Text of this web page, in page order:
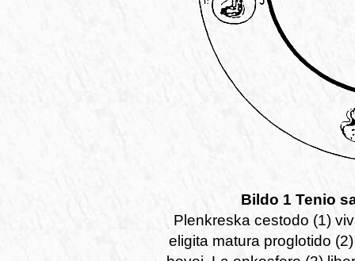
Bildo 1 Tenio
Plenkreska cestodo (1)
eligita matura proglotido